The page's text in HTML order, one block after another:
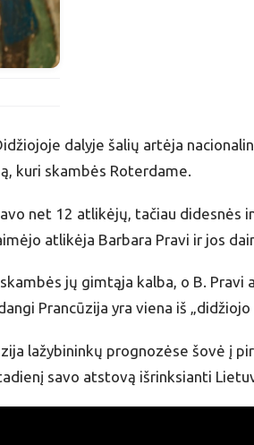
dalyje šalių artėja
kuri skambės Roterdame.
net 12 atlikėjų, tačiau didesnės
atlikėja Barbara Pravi ir jos
jų gimtąja kalba, o B. Pravi
Prancūzija yra viena iš
lažybininkų prognozėse šovė į
savo atstovą išrinksianti